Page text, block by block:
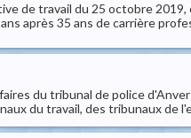
de travail du 25 octobre
après 35 ans de carrière
du tribunal de police
du travail, des tribunaux de